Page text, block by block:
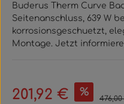
Buderus Therm Curve
Seitenanschluss, 639 W
korrosionsgeschuetzt,
Montage. Jetzt
Verkaufspreis:
201,92 € %